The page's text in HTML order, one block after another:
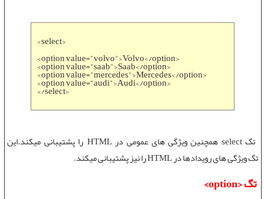
<select>
<option value="volvo">Volvo</option>
<option value="saab">Saab</option>
<option value="mercedes">Mercedes</option>
<option value="audi">Audi</option>
</select>
تگ select همچنینویژگی های عمومی در HTML
را پشتیبانی میکند.این
تگویژگی های رویدادها در HTML را نیز پشتیبانی میکند.
تگ <option>